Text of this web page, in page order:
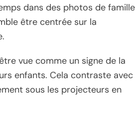
dans des photos de famille
être centrée sur la
vue comme un signe de la
enfants. Cela contraste avec
sous les projecteurs en